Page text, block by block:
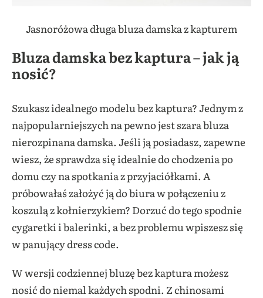
Jasnoróżowa długa bluza damska z kapturem
Bluza damska bez kaptura – jak ją
nosić?
Szukasz idealnego modelu bez kaptura? Jednym z
najpopularniejszych na pewno jest szara bluza
nierozpinana damska. Jeśli ją posiadasz, zapewne
wiesz, że sprawdza się idealnie do chodzenia po
domu czy na spotkania z przyjaciółkami. A
próbowałaś założyć ją do biura w połączeniu z
koszulą z kołnierzykiem? Dorzuć do tego spodnie
cygaretki i balerinki, a bez problemu wpiszesz się
w panujący dress code.
W wersji codziennej bluzę bez kaptura możesz
nosić do niemal każdych spodni. Z chinosami